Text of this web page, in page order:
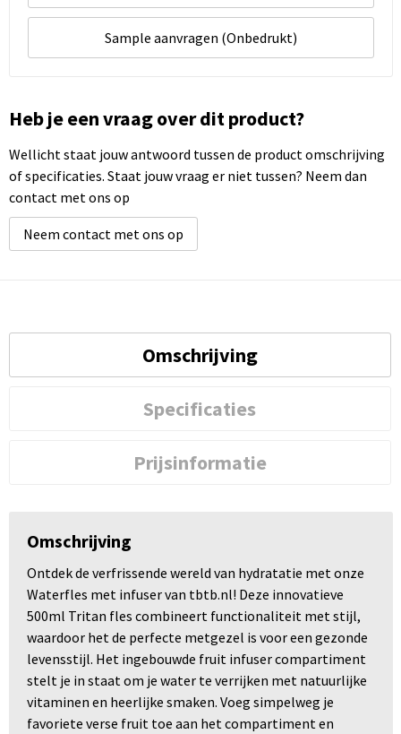
Sample aanvragen (Onbedrukt)
Heb je een vraag over dit product?
Wellicht staat jouw antwoord tussen de product omschrijving
of specificaties. Staat jouw vraag er niet tussen? Neem dan
contact met ons op
Neem contact met ons op
Omschrijving
Specificaties
Prijsinformatie
Omschrijving
Ontdek de verfrissende wereld van hydratatie met onze
Waterfles met infuser van tbtb.nl! Deze innovatieve
500ml Tritan fles combineert functionaliteit met stijl,
waardoor het de perfecte metgezel is voor een gezonde
levensstijl. Het ingebouwde fruit infuser compartiment
stelt je in staat om je water te verrijken met natuurlijke
vitaminen en heerlijke smaken. Voeg simpelweg je
favoriete verse fruit toe aan het compartiment en